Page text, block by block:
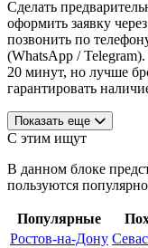
Сделать
оформить заявку
позвонить по
(WhatsApp /
20 минут, но лучше
гарантировать
Показать еще
С этим ищут
В данном блоке
пользуются
Популярные
Ростов-на-Дону